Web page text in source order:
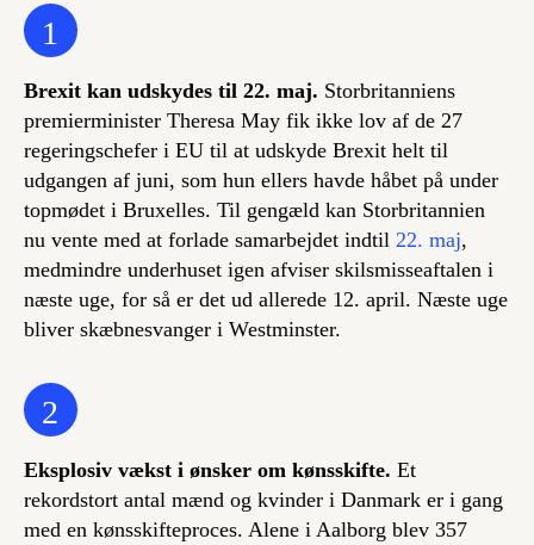
1
Brexit kan udskydes til 22. maj. Storbritanniens
premierminister Theresa May fik ikke lov af de 27
regeringschefer i EU til at udskyde Brexit helt til
udgangen af juni, som hun ellers havde håbet på under
topmødet i Bruxelles. Til gengæld kan Storbritannien
nu vente med at forlade samarbejdet indtil 22. maj,
medmindre underhuset igen afviser skilsmisseaftalen i
næste uge, for så er det ud allerede 12. april. Næste uge
bliver skæbnesvanger i Westminster.
2
Eksplosiv vækst i ønsker om kønsskifte. Et
rekordstort antal mænd og kvinder i Danmark er i gang
med en kønsskifteproces. Alene i Aalborg blev 357